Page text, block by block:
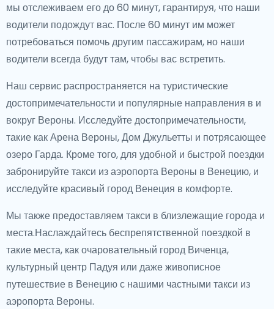
мы отслеживаем его до 60 минут, гарантируя, что наши
водители подождут вас. После 60 минут им может
потребоваться помочь другим пассажирам, но наши
водители всегда будут там, чтобы вас встретить.
Наш сервис распространяется на туристические
достопримечательности и популярные направления в и
вокруг Вероны. Исследуйте достопримечательности,
такие как Арена Вероны, Дом Джульетты и потрясающее
озеро Гарда. Кроме того, для удобной и быстрой поездки
забронируйте такси из аэропорта Вероны в Венецию, и
исследуйте красивый город Венеция в комфорте.
Мы также предоставляем такси в близлежащие города и
места.Наслаждайтесь беспрепятственной поездкой в
такие места, как очаровательный город Виченца,
культурный центр Падуя или даже живописное
путешествие в Венецию с нашими частными такси из
аэропорта Вероны.